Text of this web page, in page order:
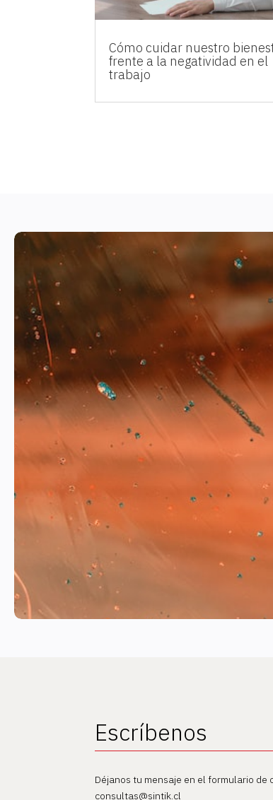
Cómo cuidar nuestro
frente a la negatividad en el
trabajo
Escríbenos
Déjanos tu mensaje en el formulario de
consultas@sintik.cl